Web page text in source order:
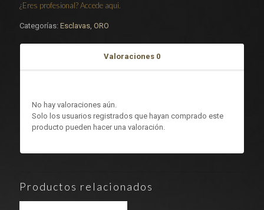
¿Eres profesional? Accede aqui.
Categorías: Esclavas, ORO
Valoraciones 0
No hay valoraciones aún.
Solo los usuarios registrados que hayan comprado este
producto pueden hacer una valoración.
Productos relacionados